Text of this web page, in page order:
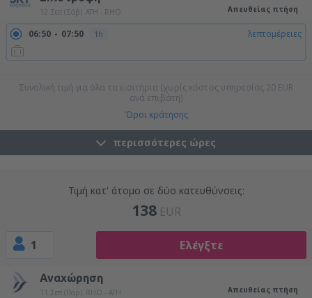
12 Σεπ (Σάβ) ATH - RHO Απευθείας πτήση
06:50 07:50 1h λεπτομέρειες
Συνολική τιμή για όλα τα εισιτήρια (χωρίς κόστος υπηρεσίας 20 EUR
ανά επιβάτη)
Όροι κράτησης
περισσότερες ώρες
Τιμή κατ' άτομο σε δύο κατευθύνσεις:
138 EUR
1 Ελέγξτε
Αναχώρηση
11 Σεπ (Παρ) RHO - ATH Απευθείας πτήση